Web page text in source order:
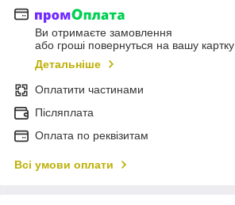
Ви отримаєте замовлення
або гроші повернуться на вашу картку
Детальніше
Оплатити частинами
Післяплата
Оплата по реквізитам
Всі умови оплати